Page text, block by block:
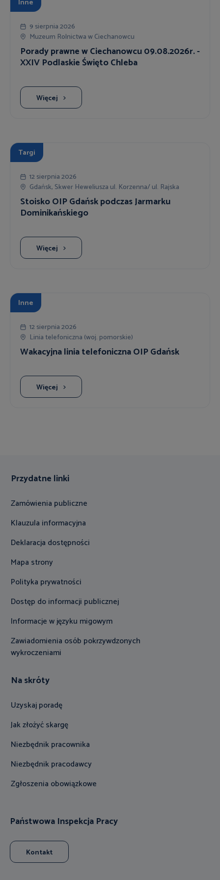
Inne
9 sierpnia 2026
Muzeum Rolnictwa w Ciechanowcu
Porady prawne w Ciechanowcu 09.08.2026r. -
XXIV Podlaskie Święto Chleba
Więcej
Targi
12 sierpnia 2026
Gdańsk, Skwer Heweliusza ul. Korzenna/ ul. Rajska
Stoisko OIP Gdańsk podczas Jarmarku
Dominikańskiego
Więcej
Inne
12 sierpnia 2026
Linia telefoniczna (woj. pomorskie)
Wakacyjna linia telefoniczna OIP Gdańsk
Więcej
Przydatne linki
Zamówienia publiczne
Klauzula informacyjna
Deklaracja dostępności
Mapa strony
Polityka prywatności
Dostęp do informacji publicznej
Informacje w języku migowym
Zawiadomienia osób pokrzywdzonych
wykroczeniami
Na skróty
Uzyskaj poradę
Jak złożyć skargę
Niezbędnik pracownika
Niezbędnik pracodawcy
Zgłoszenia obowiązkowe
Państwowa Inspekcja Pracy
Kontakt